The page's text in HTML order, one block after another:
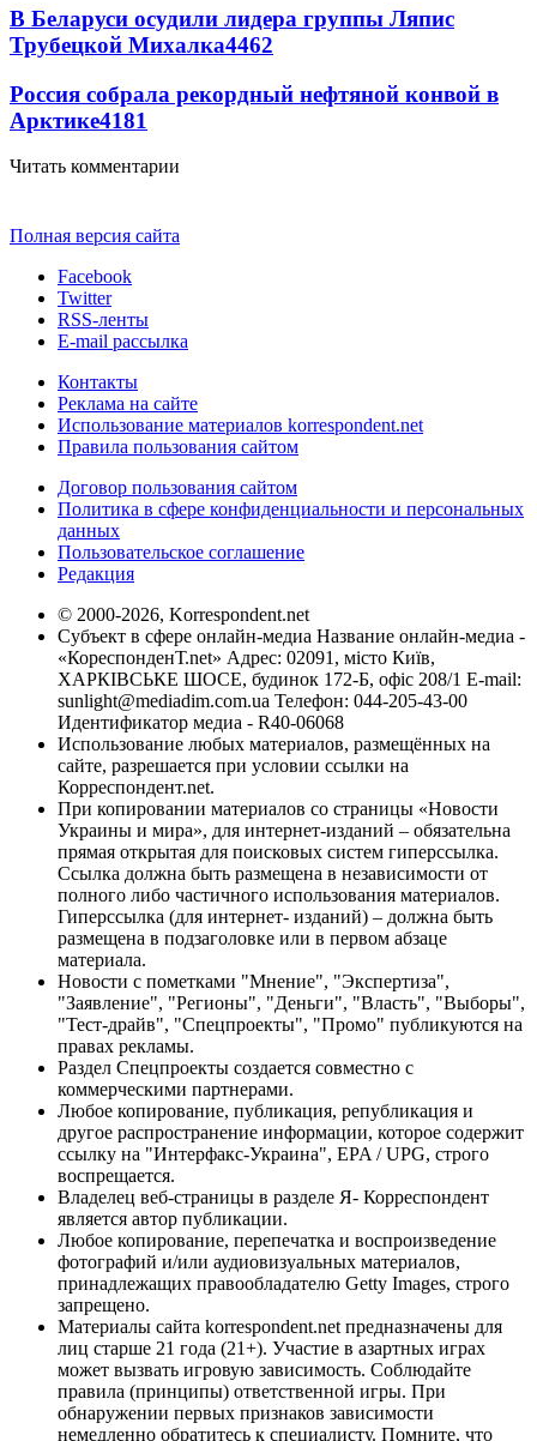
В Беларуси осудили лидера группы Ляпис
Трубецкой Михалка4462
Россия собрала рекордный нефтяной конвой в
Арктике4181
Читать комментарии
Полная версия сайта
Facebook
Twitter
RSS-ленты
E-mail рассылка
Контакты
Реклама на сайте
Использование материалов korrespondent.net
Правила пользования сайтом
Договор пользования сайтом
Политика в сфере конфиденциальности и персональных
данных
Пользовательское соглашение
Редакция
© 2000-2026, Korrespondent.net
Субъект в сфере онлайн-медиа Название онлайн-медиа -
«КореспонденТ.net» Адрес: 02091, місто Київ,
ХАРКІВСЬКЕ ШОСЕ, будинок 172-Б, офіс 208/1 E-mail:
sunlight@mediadim.com.ua Телефон: 044-205-43-00
Идентификатор медиа - R40-06068
Использование любых материалов, размещённых на
сайте, разрешается при условии ссылки на
Корреспондент.net.
При копировании материалов со страницы «Новости
Украины и мира», для интернет-изданий – обязательна
прямая открытая для поисковых систем гиперссылка.
Ссылка должна быть размещена в независимости от
полного либо частичного использования материалов.
Гиперссылка (для интернет- изданий) – должна быть
размещена в подзаголовке или в первом абзаце
материала.
Новости с пометками "Мнение", "Экспертиза",
"Заявление", "Регионы", "Деньги", "Власть", "Выборы",
"Тест-драйв", "Спецпроекты", "Промо" публикуются на
правах рекламы.
Раздел Спецпроекты создается совместно с
коммерческими партнерами.
Любое копирование, публикация, републикация и
другое распространение информации, которое содержит
ссылку на "Интерфакс-Украина", EPA / UPG, строго
воспрещается.
Владелец веб-страницы в разделе Я- Корреспондент
является автор публикации.
Любое копирование, перепечатка и воспроизведение
фотографий и/или аудиовизуальных материалов,
принадлежащих правообладателю Getty Images, строго
запрещено.
Материалы сайта korrespondent.net предназначены для
лиц старше 21 года (21+). Участие в азартных играх
может вызвать игровую зависимость. Соблюдайте
правила (принципы) ответственной игры. При
обнаружении первых признаков зависимости
немедленно обратитесь к специалисту. Помните, что